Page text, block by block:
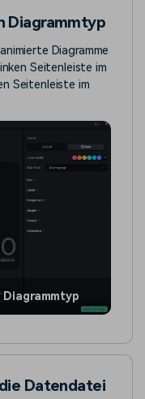
Diagrammtyp
Diagramme
Seitenleiste im
Seitenleiste im
Datendatei